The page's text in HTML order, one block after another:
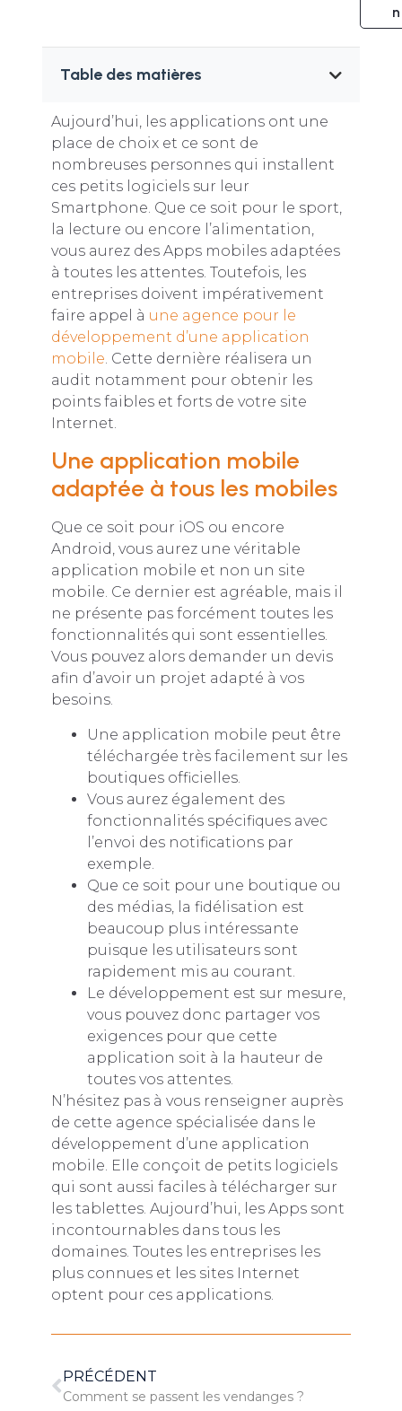
n
Table des matières
Aujourd’hui, les applications ont une
place de choix et ce sont de
nombreuses personnes qui installent
ces petits logiciels sur leur
Smartphone. Que ce soit pour le sport,
la lecture ou encore l’alimentation,
vous aurez des Apps mobiles adaptées
à toutes les attentes. Toutefois, les
entreprises doivent impérativement
faire appel à une agence pour le
développement d’une application
mobile. Cette dernière réalisera un
audit notamment pour obtenir les
points faibles et forts de votre site
Internet.
Une application mobile
adaptée à tous les mobiles
Que ce soit pour iOS ou encore
Android, vous aurez une véritable
application mobile et non un site
mobile. Ce dernier est agréable, mais il
ne présente pas forcément toutes les
fonctionnalités qui sont essentielles.
Vous pouvez alors demander un devis
afin d’avoir un projet adapté à vos
besoins.
Une application mobile peut être
téléchargée très facilement sur les
boutiques officielles.
Vous aurez également des
fonctionnalités spécifiques avec
l’envoi des notifications par
exemple.
Que ce soit pour une boutique ou
des médias, la fidélisation est
beaucoup plus intéressante
puisque les utilisateurs sont
rapidement mis au courant.
Le développement est sur mesure,
vous pouvez donc partager vos
exigences pour que cette
application soit à la hauteur de
toutes vos attentes.
N’hésitez pas à vous renseigner auprès
de cette agence spécialisée dans le
développement d’une application
mobile. Elle conçoit de petits logiciels
qui sont aussi faciles à télécharger sur
les tablettes. Aujourd’hui, les Apps sont
incontournables dans tous les
domaines. Toutes les entreprises les
plus connues et les sites Internet
optent pour ces applications.
PRÉCÉDENT
Comment se passent les vendanges ?